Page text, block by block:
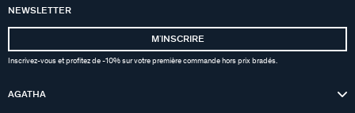
NEWSLETTER
MʼINSCRIRE
Inscrivez-vous et profitez de -10% sur votre première commande hors prix bradés.
AGATHA